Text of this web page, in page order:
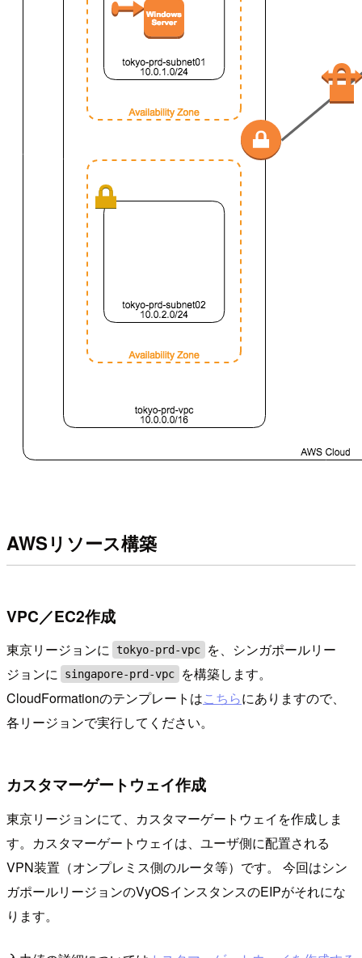
AWSリソース構築
VPC／EC2作成
東京リージョンに tokyo-prd-vpc
を、シンガポールリー
ジョンに
singapore-prd-vpc
を構築します。
CloudFormationのテンプレートはこちらにありますので、
各リージョンで実行してください。
カスタマーゲートウェイ作成
東京リージョンにて、カスタマーゲートウェイを作成しま
す。カスタマーゲートウェイは、ユーザ側に配置される
VPN装置（オンプレミス側のルータ等）です。 今回はシン
ガポールリージョンのVyOSインスタンスのEIPがそれにな
ります。